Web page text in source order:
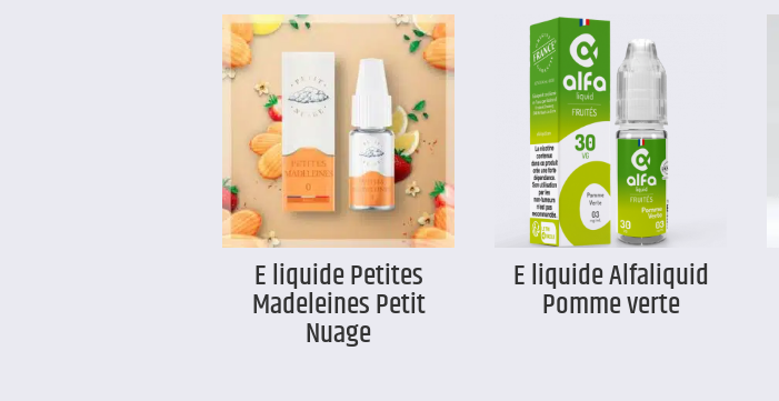
E liquide Petites
Madeleines Petit
Nuage
E liquide Alfaliquid
Pomme verte